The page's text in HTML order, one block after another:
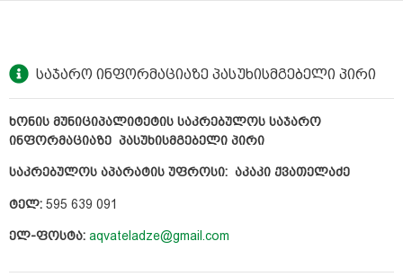
საჯარო ინფორმაციაზე პასუხისმგებელი პირი
ხონის მუნიციპალიტეტის საკრებულოს საჯარო
ინფორმაციაზე პასუხისმგებელი პირი
საკრებულოს აპარატის უფროსი: აკაკი ქვათელაძე
ტელ: 595 639 091
ელ-ფოსტა: aqvateladze@gmail.com